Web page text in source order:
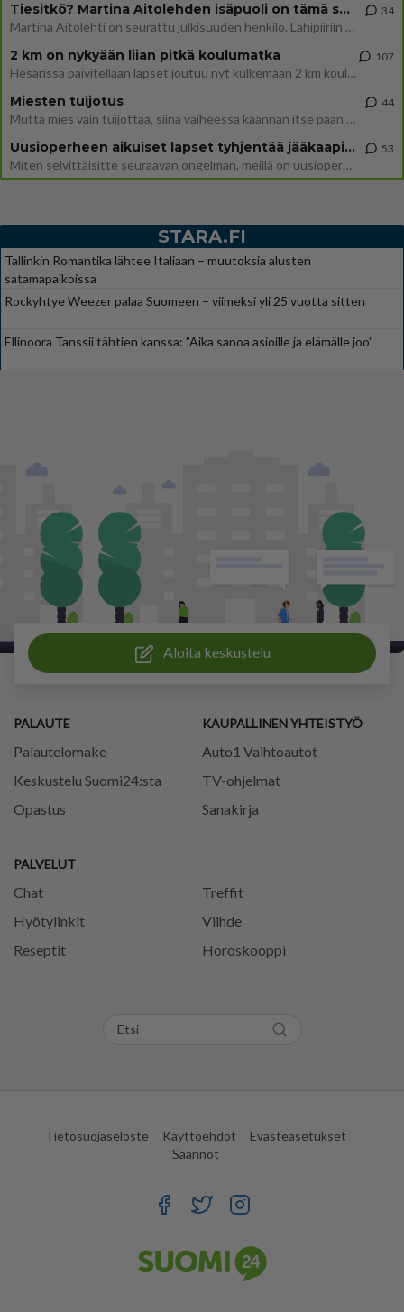
Tiesitkö? Martina Aitolehden isäpuoli on tämä suosittu laulaja
Martina Aitolehti on seurattu julkisuuden henkilö. Lähipiiriin mahtuu muitakin tunnettuja henkilöitä. Tiesitkö, että Ma
34
2 km on nykyään liian pitkä koulumatka
Hesarissa päivitellään lapset joutuu nyt kulkemaan 2 km kouluun jösses. Ruostefillarilla tuo matka menee vaikka miten äk
107
Miesten tuijotus
Mutta mies vain tuijottaa, siinä vaiheessa käännän itse pään pois. Mikä juttu? Yleensä jos joku tuijottaa tai katsoo, hä
44
Uusioperheen aikuiset lapset tyhjentää jääkaapin käydessään
Miten selvittäisitte seuraavan ongelman, meillä on uusioperhe, minulla teini-ikäiset lapset ja puolisolla aikuiset, jotk
53
STARA.FI
Tallinkin Romantika lähtee Italiaan – muutoksia alusten
satamapaikoissa
Rockyhtye Weezer palaa Suomeen – viimeksi yli 25 vuotta sitten
Ellinoora Tanssii tähtien kanssa: ”Aika sanoa asioille ja elämälle joo”
Aloita keskustelu
PALAUTE
Palautelomake
Keskustelu Suomi24:sta
Opastus
PALVELUT
Chat
Treffit
Hyötylinkit
Viihde
Reseptit
Horoskooppi
KAUPALLINEN YHTEISTYÖ
Auto1 Vaihtoautot
TV-ohjelmat
Sanakirja
Tietosuojaseloste Käyttöehdot
Evästeasetukset
Säännöt